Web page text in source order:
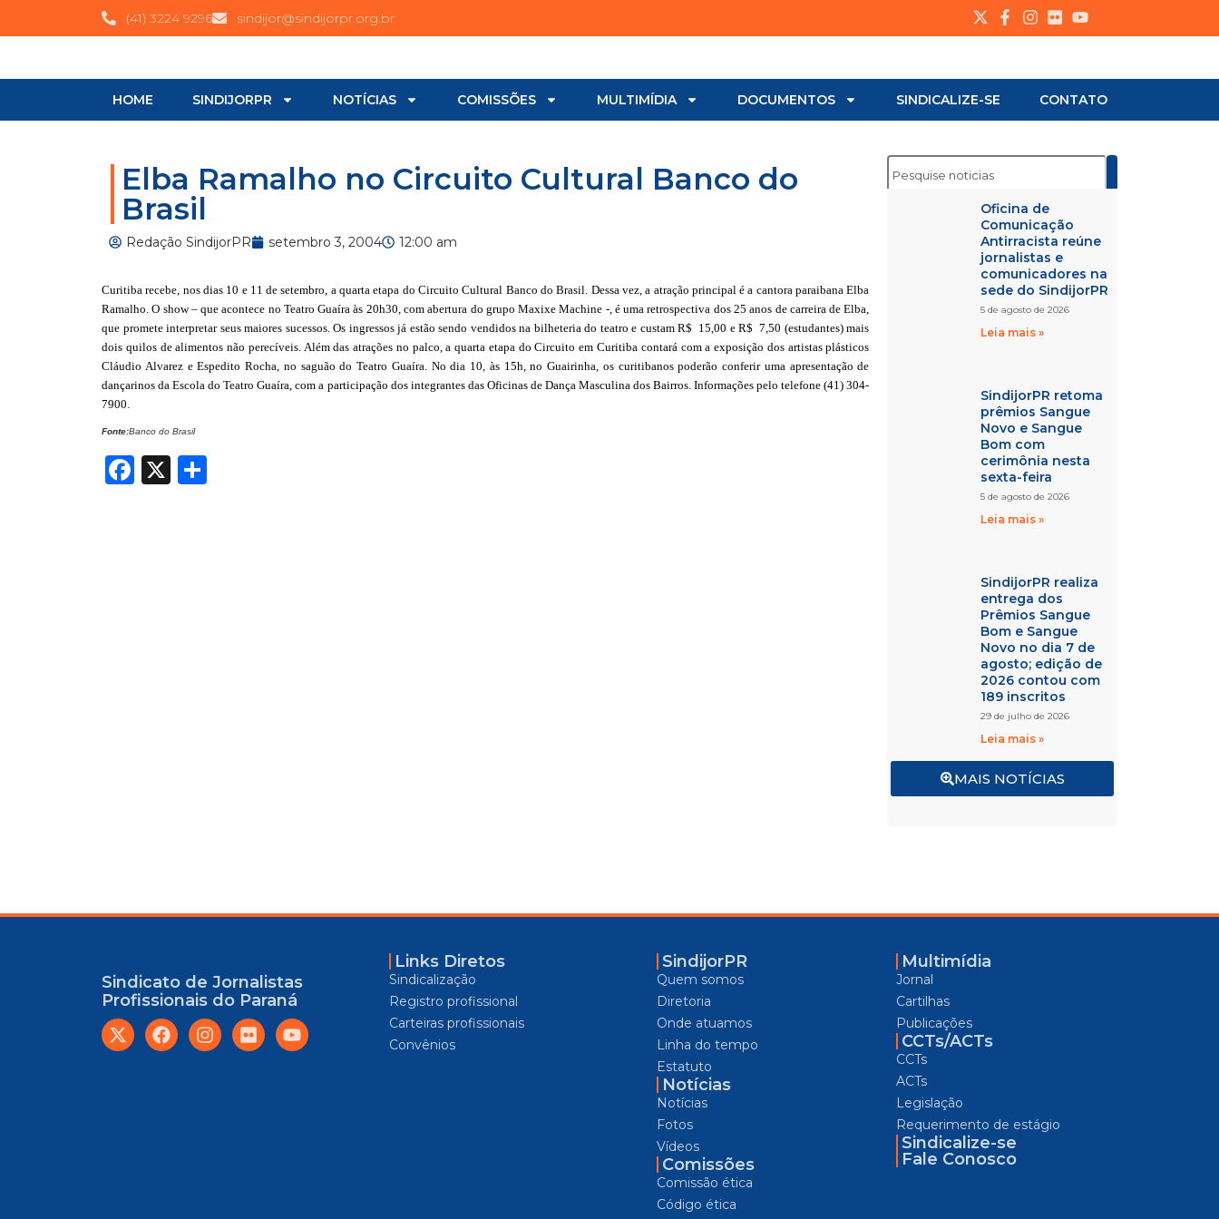
(41) 3224 9296 sindijor@sindijorpr.org.br
HOME SINDIJORPR NOTÍCIAS COMISSÕES MULTIMÍDIA DOCUMENTOS SINDICALIZE-SE CONTATO
Elba Ramalho no Circuito Cultural Banco do
Brasil
Redação SindijorPR setembro 3, 2004 12:00 am
Curitiba recebe, nos dias 10 e 11 de setembro, a quarta etapa do Circuito Cultural Banco do Brasil. Dessa vez, a atração principal é a cantora paraibana Elba
Ramalho. O show – que acontece no Teatro Guaíra às 20h30, com abertura do grupo Maxixe Machine -, é uma retrospectiva dos 25 anos de carreira de Elba,
que promete interpretar seus maiores sucessos. Os ingressos já estão sendo vendidos na bilheteria do teatro e custam R$ 15,00 e R$ 7,50 (estudantes) mais
dois quilos de alimentos não perecíveis. Além das atrações no palco, a quarta etapa do Circuito em Curitiba contará com a exposição dos artistas plásticos
Cláudio Alvarez e Espedito Rocha, no saguão do Teatro Guaíra. No dia 10, às 15h, no Guairinha, os curitibanos poderão conferir uma apresentação de
dançarinos da Escola do Teatro Guaíra, com a participação dos integrantes das Oficinas de Dança Masculina dos Bairros. Informações pelo telefone (41) 304-
7900.
Fonte:Banco do Brasil
Facebook
X
Oficina de
Comunicação
Antirracista reúne
jornalistas e
comunicadores na
sede do SindijorPR
5 de agosto de 2026
Leia mais »
SindijorPR retoma
prêmios Sangue
Novo e Sangue
Bom com
cerimônia nesta
sexta-feira
5 de agosto de 2026
Leia mais »
SindijorPR realiza
entrega dos
Prêmios Sangue
Bom e Sangue
Novo no dia 7 de
agosto; edição de
2026 contou com
189 inscritos
29 de julho de 2026
Leia mais »
MAIS NOTÍCIAS
Sindicato de Jornalistas
Profissionais do Paraná
Links Diretos
Sindicalização
Registro profissional
Carteiras profissionais
Convênios
SindijorPR
Quem somos
Diretoria
Onde atuamos
Linha do tempo
Estatuto
Notícias
Notícias
Fotos
Vídeos
Comissões
Comissão ética
Código ética
Multimídia
Jornal
Cartilhas
Publicações
CCTs/ACTs
CCTs
ACTs
Legislação
Requerimento de estágio
Sindicalize-se
Fale Conosco